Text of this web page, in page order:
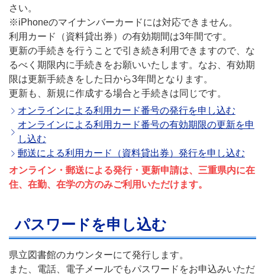
さい。
※iPhoneのマイナンバーカードには対応できません。
利用カード（資料貸出券）の有効期間は3年間です。
更新の手続きを行うことで引き続き利用できますので、な
るべく期限内に手続きをお願いいたします。なお、有効期
限は更新手続きをした日から3年間となります。
更新も、新規に作成する場合と手続きは同じです。
オンラインによる利用カード番号の発行を申し込む
オンラインによる利用カード番号の有効期限の更新を申
し込む
郵送による利用カード（資料貸出券）発行を申し込む
オンライン・郵送による発行・更新申請は、三重県内に在
住、在勤、在学の方のみご利用いただけます。
パスワードを申し込む
県立図書館のカウンターにて発行します。
また、電話、電子メールでもパスワードをお申込みいただ